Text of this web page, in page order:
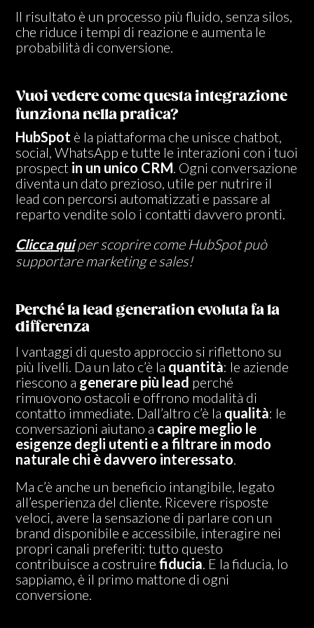
Il risultato è un processo più fluido, senza silos,
che riduce i tempi di reazione e aumenta le
probabilità di conversione.
Vuoi vedere come questa integrazione
funziona nella pratica?
HubSpot è la piattaforma che unisce chatbot,
social, WhatsApp e tutte le interazioni con i tuoi
prospect in un unico CRM. Ogni conversazione
diventa un dato prezioso, utile per nutrire il
lead con percorsi automatizzati e passare al
reparto vendite solo i contatti davvero pronti.
Clicca quiper scoprire come HubSpot può
supportare marketing e sales!
Perché la lead generation evoluta fa la
differenza
I vantaggi di questo approccio si riflettono su
più livelli. Da un lato c’è la quantità: le aziende
riescono a generare più lead perché
rimuovono ostacoli e offrono modalità di
contatto immediate. Dall’altro c’è la qualità: le
conversazioni aiutano a capire meglio le
esigenze degli utenti e a filtrare in modo
naturale chi è davvero interessato.
Ma c’è anche un beneficio intangibile, legato
all’esperienza del cliente. Ricevere risposte
veloci, avere la sensazione di parlare con un
brand disponibile e accessibile, interagire nei
propri canali preferiti: tutto questo
contribuisce a costruirefiducia. E la fiducia, lo
sappiamo, è il primo mattone di ogni
conversione.